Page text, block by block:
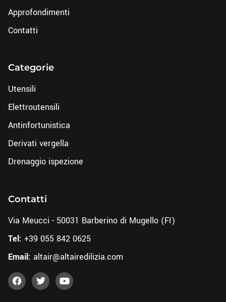
Approfondimenti
Contatti
Categorie
Utensili
Elettroutensili
Antinfortunistica
Derivati vergella
Drenaggio ispezione
Contatti
Via Meucci - 50031 Barberino di Mugello (FI)
Tel: +39 055 842 0625
Email: altair@altairedilizia.com